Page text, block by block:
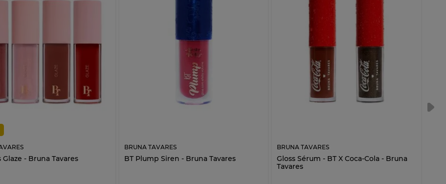
Glaze - Bruna Tavares
BRUNA TAVARES
BT Plump Siren - Bruna Tavares
BRUNA TAVARES
Gloss Sérum - BT X Coca-Cola - Bruna
Tavares